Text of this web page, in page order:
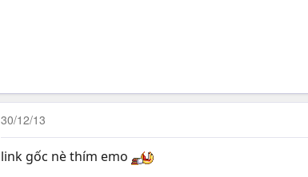
30/12/13
link gốc nè thím emo